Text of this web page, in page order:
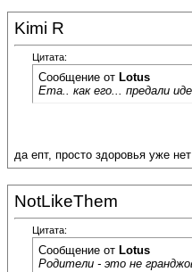
Kimi R
Цитата:
Сообщение от Lotus
Ета.. как его... предали
да епт, просто здоровья уже
NotLikeThem
Цитата:
Сообщение от Lotus
Родители - это не